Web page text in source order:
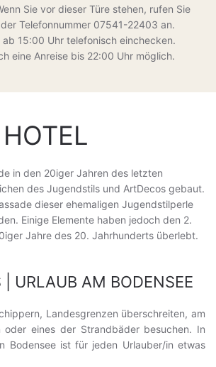
Sie vor dieser Türe stehen, rufen Sie
Telefonnummer 07541-22403 an.
ab 15:00 Uhr telefonisch einchecken.
eine Anreise bis 22:00 Uhr möglich.
in den 20iger Jahren des letzten
des Jugendstils und ArtDecos gebaut.
dieser ehemaligen Jugendstilperle
Einige Elemente haben jedoch den 2.
Jahre des 20. Jahrhunderts überlebt.
| URLAUB AM BODENSEE
Landesgrenzen überschreiten, am
oder eines der Strandbäder besuchen. In
Bodensee ist für jeden Urlauber/in etwas